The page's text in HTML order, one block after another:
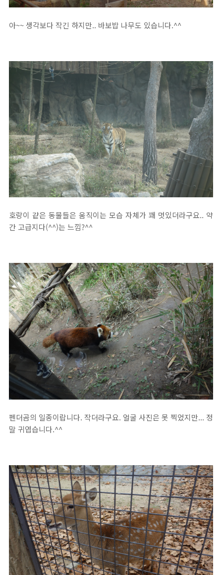
아~~ 생각보다 작긴 하지만.. 바보밥 나무도 있습니다.^^
호랑이 같은 동물들은 움직이는 모습 자체가 꽤 멋있더라구요.. 약
간 고급지다(^^)는 느낌?^^
펜더곰의 일종이랍니다. 작더라구요. 얼굴 사진은 못 찍었지만... 정
말 귀엽습니다.^^